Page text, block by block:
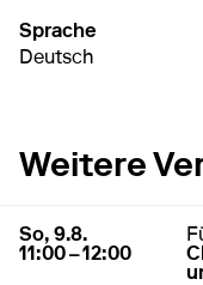
Sprache
Deutsch
Weitere
9. August 2026
So, 9.8.
11:00 – 12:00